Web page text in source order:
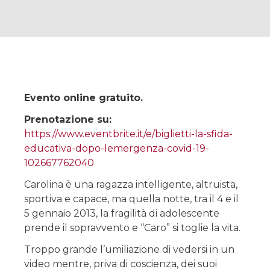
Evento online gratuito.
Prenotazione su:
https://www.eventbrite.it/e/biglietti-la-sfida-
educativa-dopo-lemergenza-covid-19-
102667762040
Carolina è una ragazza intelligente, altruista,
sportiva e capace, ma quella notte, tra il 4 e il
5 gennaio 2013, la fragilità di adolescente
prende il sopravvento e “Caro” si toglie la vita.
Troppo grande l’umiliazione di vedersi in un
video mentre, priva di coscienza, dei suoi